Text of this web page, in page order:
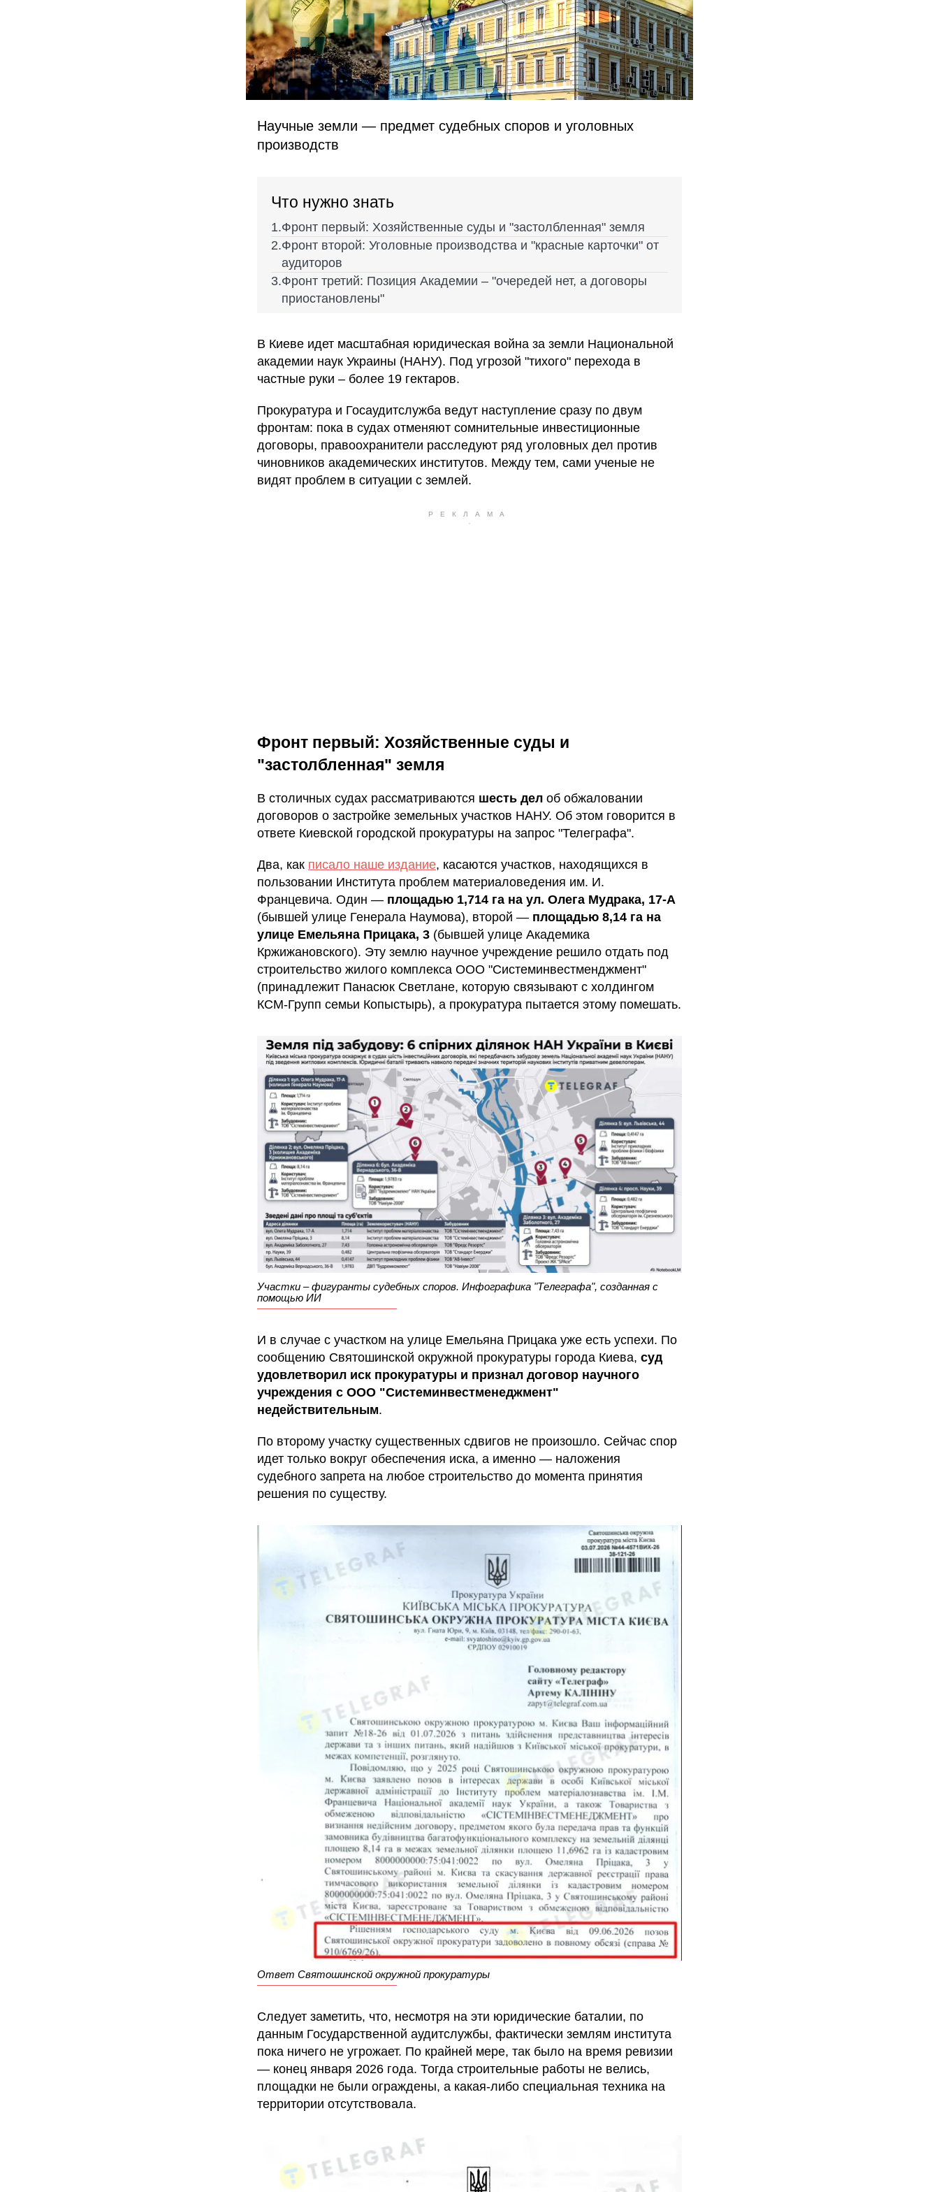
Научные земли — предмет судебных споров и уголовных
производств
Что нужно знать
Фронт первый: Хозяйственные суды и "застолбленная" земля
Фронт второй: Уголовные производства и "красные карточки" от
аудиторов
Фронт третий: Позиция Академии – "очередей нет, а договоры
приостановлены"
В Киеве идет масштабная юридическая война за земли Национальной
академии наук Украины (НАНУ). Под угрозой "тихого" перехода в
частные руки – более 19 гектаров.
Прокуратура и Госаудитслужба ведут наступление сразу по двум
фронтам: пока в судах отменяют сомнительные инвестиционные
договоры, правоохранители расследуют ряд уголовных дел против
чиновников академических институтов. Между тем, сами ученые не
видят проблем в ситуации с землей.
Фронт первый: Хозяйственные суды и
"застолбленная" земля
В столичных судах рассматриваются шесть дел об обжаловании
договоров о застройке земельных участков НАНУ. Об этом говорится в
ответе Киевской городской прокуратуры на запрос "Телеграфа".
Два, как писало наше издание, касаются участков, находящихся в
пользовании Института проблем материаловедения им. И.
Францевича. Один — площадью 1,714 га на ул. Олега Мудрака, 17-А
(бывшей улице Генерала Наумова), второй — площадью 8,14 га на
улице Емельяна Прицака, 3 (бывшей улице Академика
Кржижановского). Эту землю научное учреждение решило отдать под
строительство жилого комплекса ООО "Системинвестменджмент"
(принадлежит Панасюк Светлане, которую связывают с холдингом
КСМ-Групп семьи Копыстырь), а прокуратура пытается этому помешать.
Участки – фигуранты судебных споров. Инфографика "Телеграфа", созданная с
помощью ИИ
И в случае с участком на улице Емельяна Прицака уже есть успехи. По
сообщению Святошинской окружной прокуратуры города Киева, суд
удовлетворил иск прокуратуры и признал договор научного
учреждения с ООО "Системинвестменеджмент"
недействительным.
По второму участку существенных сдвигов не произошло. Сейчас спор
идет только вокруг обеспечения иска, а именно — наложения
судебного запрета на любое строительство до момента принятия
решения по существу.
Ответ Святошинской окружной прокуратуры
Следует заметить, что, несмотря на эти юридические баталии, по
данным Государственной аудитслужбы, фактически землям института
пока ничего не угрожает. По крайней мере, так было на время ревизии
— конец января 2026 года. Тогда строительные работы не велись,
площадки не были ограждены, а какая-либо специальная техника на
территории отсутствовала.